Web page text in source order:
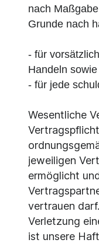
nach
Grunde nach
- für
Handeln sowie
- für jede
Wesentliche
jeweiligen
ermöglicht
vertrauen
Verletzung
ist unsere